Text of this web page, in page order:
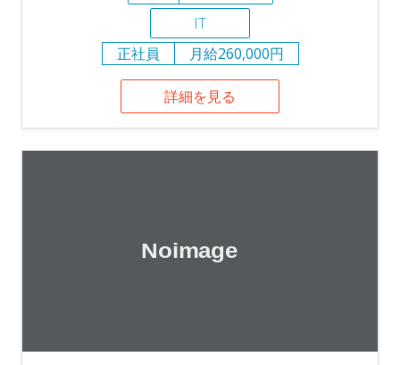
IT
正社員
月給260,000円
詳細を見る